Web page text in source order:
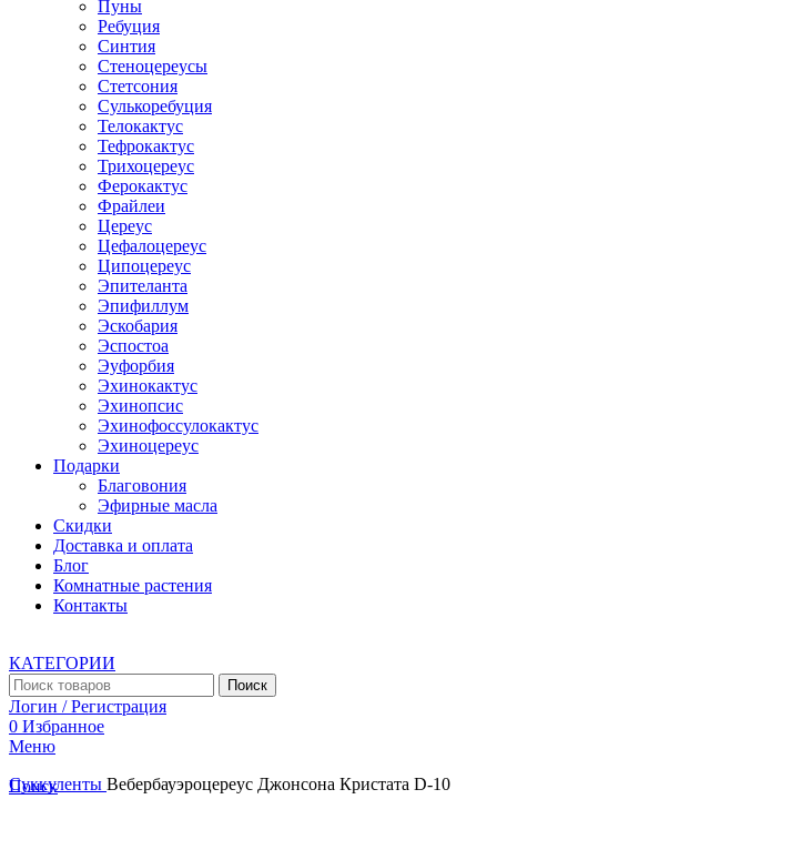
Пуны
Ребуция
Синтия
Стеноцереусы
Стетсония
Сулькоребуция
Телокактус
Тефрокактус
Трихоцереус
Ферокактус
Фрайлеи
Цереус
Цефалоцереус
Ципоцереус
Эпителанта
Эпифиллум
Эскобария
Эспостоа
Эуфорбия
Эхинокактус
Эхинопсис
Эхинофоссулокактус
Эхиноцереус
Подарки
Благовония
Эфирные масла
Скидки
Доставка и оплата
Блог
Комнатные растения
Контакты
КАТЕГОРИИ
Поиск
Логин / Регистрация
0 Избранное
Меню
Поиск
Суккуленты Вебербауэроцереус Джонсона Кристата D-10